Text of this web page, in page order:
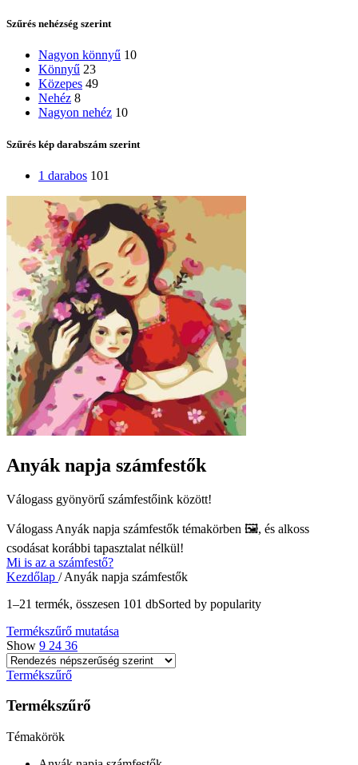
Szűrés nehézség szerint
Nagyon könnyű 10
Könnyű 23
Közepes 49
Nehéz 8
Nagyon nehéz 10
Szűrés kép darabszám szerint
1 darabos 101
Anyák napja számfestők
Válogass gyönyörű számfestőink között!
Válogass Anyák napja számfestők témakörben 🖼️, és alkoss
csodásat korábbi tapasztalat nélkül!
Mi is az a számfestő?
Kezdőlap / Anyák napja számfestők
1–21 termék, összesen 101 dbSorted by popularity
Termékszűrő mutatása
Show 9 24 36
Termékszűrő
Termékszűrő
Témakörök